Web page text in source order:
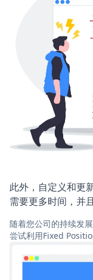
此外，自定义和
需要更多时间，并
随着您公司的持续发
尝试利用Fixed